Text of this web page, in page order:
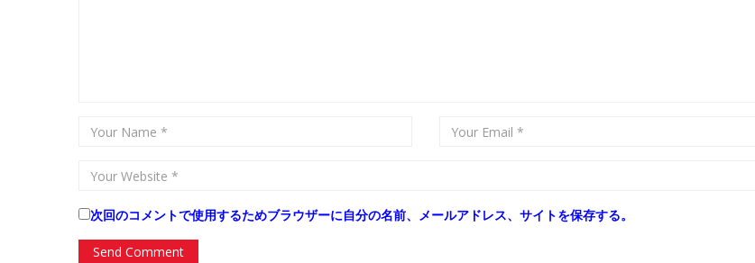
次回のコメントで使用するためブラウザーに自分の名前、メールアドレス、サイトを保存する。